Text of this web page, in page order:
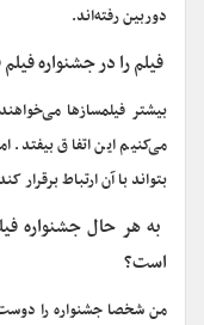
دوربین رفته‌اند.
فیلم را در جشنواره
بیشتر فیلمسازها
می‌کنیم این اتفاق
بتواند با آن ارتباط
به هر حال جشنواره
است؟
من شخصا جشنواره را